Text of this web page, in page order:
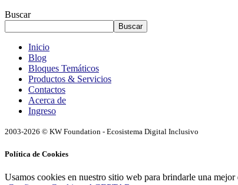
Buscar
Buscar
Inicio
Blog
Bloques Temáticos
Productos & Servicios
Contactos
Acerca de
Ingreso
2003-2026 © KW Foundation - Ecosistema Digital Inclusivo
Política de Cookies
Usamos cookies en nuestro sitio web para brindarle una